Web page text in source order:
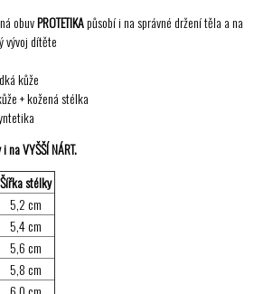
obuvPROTETIKApůsobí i na správné držení těla a na
vývoj dítěte
kůže
+ kožená stélka
i na VYŠŠÍ NÁRT.
Šířka stélky
5,2 cm
5,4 cm
5,6 cm
5,8 cm